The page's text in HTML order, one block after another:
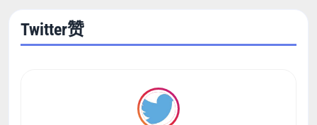
Twitter赞